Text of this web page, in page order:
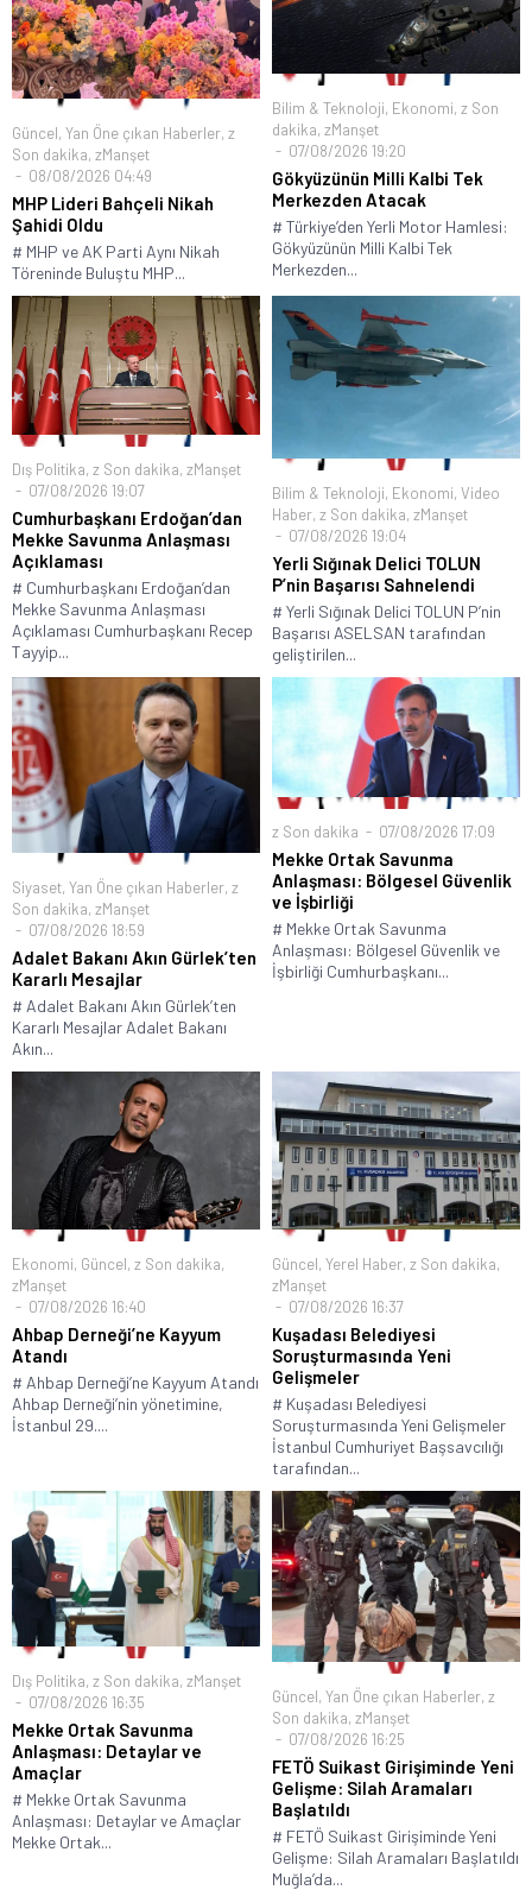
Güncel, Yan Öne çıkan Haberler, z
Son dakika, zManşet
08/08/2026 04:49
MHP Lideri Bahçeli Nikah
Şahidi Oldu
# MHP ve AK Parti Aynı Nikah
Töreninde Buluştu MHP...
Bilim & Teknoloji, Ekonomi, z Son
dakika, zManşet
07/08/2026 19:20
Gökyüzünün Milli Kalbi Tek
Merkezden Atacak
# Türkiye’den Yerli Motor Hamlesi:
Gökyüzünün Milli Kalbi Tek
Merkezden...
Dış Politika, z Son dakika, zManşet
07/08/2026 19:07
Cumhurbaşkanı Erdoğan’dan
Mekke Savunma Anlaşması
Açıklaması
# Cumhurbaşkanı Erdoğan’dan
Mekke Savunma Anlaşması
Açıklaması Cumhurbaşkanı Recep
Tayyip...
Bilim & Teknoloji, Ekonomi, Video
Haber, z Son dakika, zManşet
07/08/2026 19:04
Yerli Sığınak Delici TOLUN
P’nin Başarısı Sahnelendi
# Yerli Sığınak Delici TOLUN P’nin
Başarısı ASELSAN tarafından
geliştirilen...
Siyaset, Yan Öne çıkan Haberler, z
Son dakika, zManşet
07/08/2026 18:59
Adalet Bakanı Akın Gürlek’ten
Kararlı Mesajlar
# Adalet Bakanı Akın Gürlek’ten
Kararlı Mesajlar Adalet Bakanı
Akın...
z Son dakika 07/08/2026 17:09
Mekke Ortak Savunma
Anlaşması: Bölgesel Güvenlik
ve İşbirliği
# Mekke Ortak Savunma
Anlaşması: Bölgesel Güvenlik ve
İşbirliği Cumhurbaşkanı...
Ekonomi, Güncel, z Son dakika,
zManşet
07/08/2026 16:40
Ahbap Derneği’ne Kayyum
Atandı
# Ahbap Derneği’ne Kayyum Atandı
Ahbap Derneği’nin yönetimine,
İstanbul 29....
Güncel, Yerel Haber, z Son dakika,
zManşet
07/08/2026 16:37
Kuşadası Belediyesi
Soruşturmasında Yeni
Gelişmeler
# Kuşadası Belediyesi
Soruşturmasında Yeni Gelişmeler
İstanbul Cumhuriyet Başsavcılığı
tarafından...
Dış Politika, z Son dakika, zManşet
07/08/2026 16:35
Mekke Ortak Savunma
Anlaşması: Detaylar ve
Amaçlar
# Mekke Ortak Savunma
Anlaşması: Detaylar ve Amaçlar
Mekke Ortak...
Güncel, Yan Öne çıkan Haberler, z
Son dakika, zManşet
07/08/2026 16:25
FETÖ Suikast Girişiminde Yeni
Gelişme: Silah Aramaları
Başlatıldı
# FETÖ Suikast Girişiminde Yeni
Gelişme: Silah Aramaları Başlatıldı
Muğla’da...